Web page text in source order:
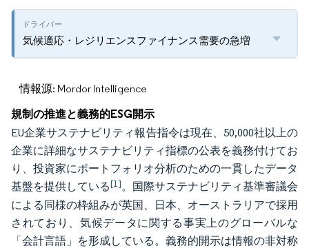
気候適応・レジリエンスファイナンス需要の急増
情報源: Mordor Intelligence
規制の推進と義務的ESG開示
EU企業サステナビリティ報告指令は現在、50,000社以上の
企業に詳細なサステナビリティ指標の公表を義務付けてお
り、投資家にポートフォリオ分析のための一貫したデータ
基盤を提供している[1]。国際サステナビリティ基準審議会
による同様の枠組みが英国、日本、オーストラリアで採用
されており、気候データに関する事実上のグローバルな
「会計言語」を形成している。義務的開示は情報の非対称